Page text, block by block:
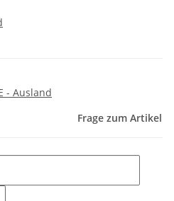
- Ausland
Frage zum Artikel